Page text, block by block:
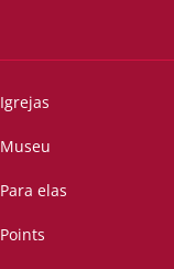
Igrejas
Museu
Para elas
Points